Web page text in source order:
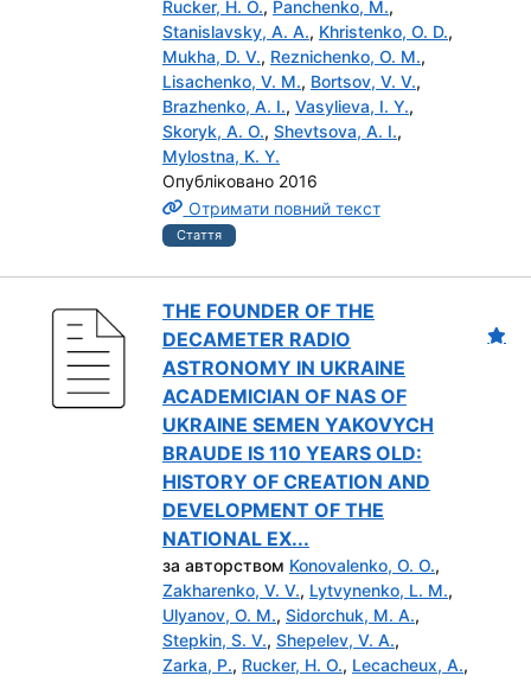
Rucker, H. O., Panchenko, M.,
Stanislavsky, A. A., Khristenko, O. D.,
Mukha, D. V., Reznichenko, O. M.,
Lisachenko, V. M., Bortsov, V. V.,
Brazhenko, A. I., Vasylieva, I. Y.,
Skoryk, A. O., Shevtsova, A. I.,
Mylostna, K. Y.
Опубліковано 2016
Отримати повний текст
Стаття
THE FOUNDER OF THE
DECAMETER RADIO
ASTRONOMY IN UKRAINE
ACADEMICIAN OF NAS OF
UKRAINE SEMEN YAKOVYCH
BRAUDE IS 110 YEARS OLD:
HISTORY OF CREATION AND
DEVELOPMENT OF THE
NATIONAL EX...
за авторством Konovalenko, O. O.,
Zakharenko, V. V., Lytvynenko, L. M.,
Ulyanov, O. M., Sidorchuk, M. A.,
Stepkin, S. V., Shepelev, V. A.,
Zarka, P., Rucker, H. O., Lecacheux, A.,